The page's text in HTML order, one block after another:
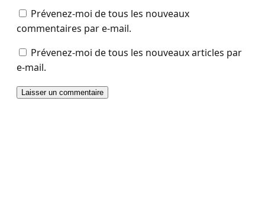
Prévenez-moi de tous les nouveaux
commentaires par e-mail.
Prévenez-moi de tous les nouveaux articles par
e-mail.